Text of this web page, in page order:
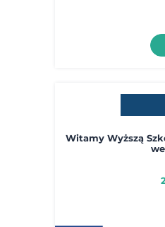
Witamy Wyższą